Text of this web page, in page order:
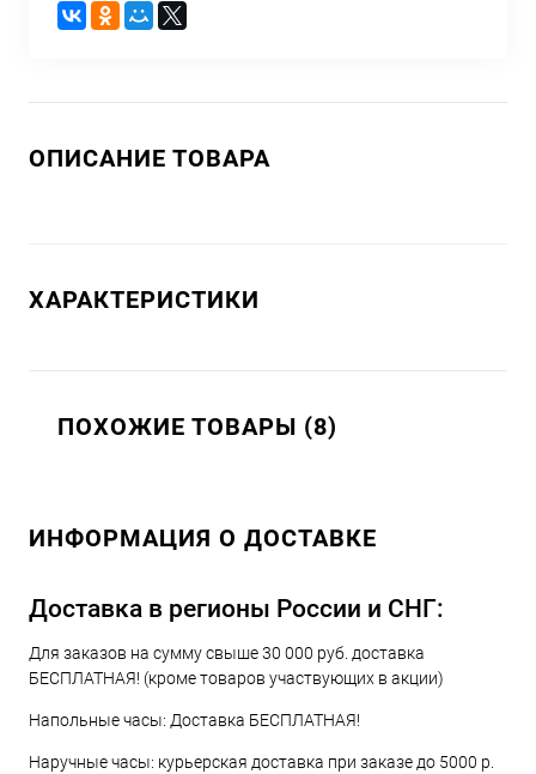
ОПИСАНИЕ ТОВАРА
ХАРАКТЕРИСТИКИ
ПОХОЖИЕ ТОВАРЫ (8)
ИНФОРМАЦИЯ О ДОСТАВКЕ
Доставка в регионы России и СНГ:
Для заказов на сумму свыше 30 000 руб. доставка
БЕСПЛАТНАЯ! (кроме товаров участвующих в акции)
Напольные часы: Доставка БЕСПЛАТНАЯ!
Наручные часы: курьерская доставка при заказе до 5000 р.